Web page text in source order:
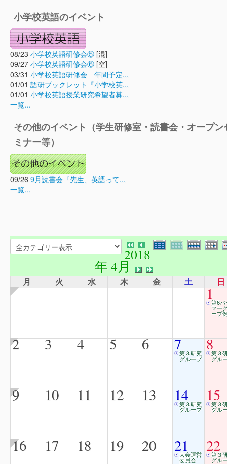
小学校英語のイベント
08/23 小学校英語研修会⑤ [混]
09/27 小学校英語研修会⑥ [空]
03/31 小学校英語研修会 年間予定...
01/01 語研ブックレット『小学校英...
01/01 小学校英語授業研究希望者募...
一覧...
その他のイベント（学生研修室・読書会・オープン
ミナー等）
09/26 9月読書会『先生、英語って...
一覧...
2018
年 4月
月 火 水 木 金 土 日
1第6パ
マー
ープ
2 3 4 5 6 7第３研究
グループ
8第３
グル
9 10 11 12 13 14
第３研究
グループ
15
第３
グル
16 17 18 19 20 21
大会運営
委員会
22
第３
グル